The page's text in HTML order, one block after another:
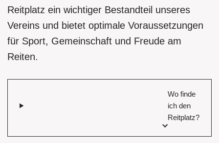
Reitplatz ein wichtiger Bestandteil unseres
Vereins und bietet optimale Voraussetzungen
für Sport, Gemeinschaft und Freude am
Reiten.
Wo finde
ich den
Reitplatz?